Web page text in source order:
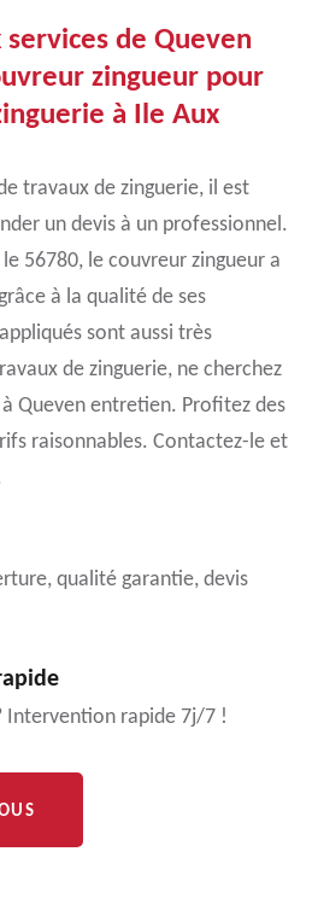
services de Queven
zingueur pour
à Ile Aux
travaux de zinguerie, il est
un devis à un professionnel.
56780, le couvreur zingueur a
à la qualité de ses
sont aussi très
de zinguerie, ne cherchez
Queven entretien. Profitez des
raisonnables. Contactez-le et
qualité garantie, devis
Intervention rapide 7j/7 !